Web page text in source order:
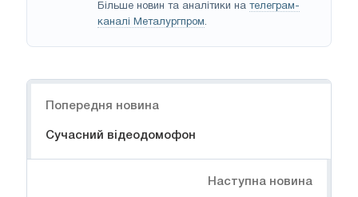
Більше новин та аналітики на телеграм-
каналі Металургпром.
Попередня новина
Сучасний відеодомофон
Наступна новина